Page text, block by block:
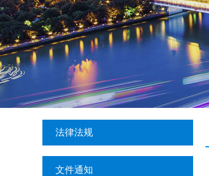
法律法规
文件通知